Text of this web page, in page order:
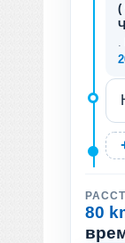
(
80